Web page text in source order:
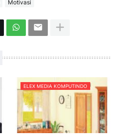
Motivasi
ELEX MEDIA KOMPUTINDO